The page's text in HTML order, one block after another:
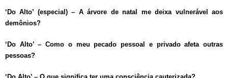
‘Do Alto’ (especial) – A árvore de natal me deixa vulnerável aos
demônios?
‘Do Alto’ – Como o meu pecado pessoal e privado afeta outras
pessoas?